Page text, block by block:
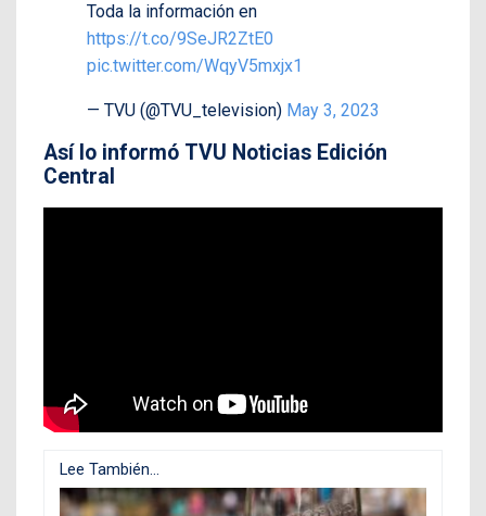
Toda la información en
https://t.co/9SeJR2ZtE0
pic.twitter.com/WqyV5mxjx1
— TVU (@TVU_television) May 3, 2023
Así lo informó TVU Noticias Edición
Central
Lee También...